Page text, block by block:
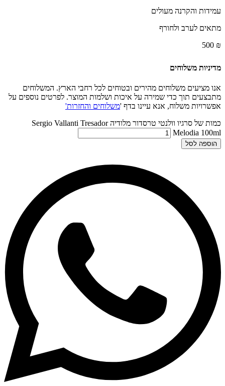
עמידות והקרנה מעולים
מתאים לערב ולחורף
500 ₪
מדיניות משלוחים
אנו מציעים משלוחים מהירים ובטוחים לכל רחבי הארץ. המשלוחים
מתבצעים תוך כדי שמירה על איכות ושלמות המוצר. לפרטים נוספים על
אפשרויות משלוח, אנא עיינו בדף 'משלוחים והחזרות'
כמות של סרגיו וולנטי טרסדור מלודיה Sergio Vallanti Tresador
Melodia 100ml
הוספה לסל